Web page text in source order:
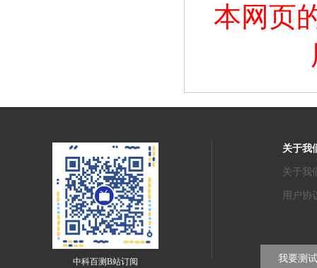
本网页
中科百测B站订阅
关于我
关于我
用户协
我要测试